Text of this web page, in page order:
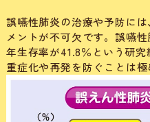
誤嚥性肺炎の治療や予防に
メントが不可欠です。誤嚥
年生存率が41.8％という研
重症化や再発を防ぐことは極